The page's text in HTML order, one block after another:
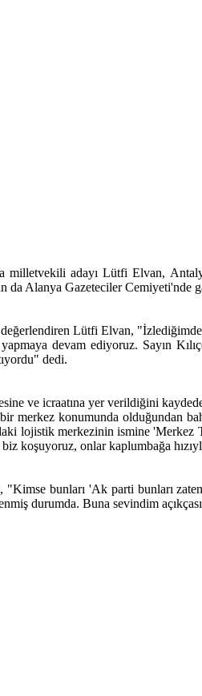
adayı Lütfi Elvan,
Alanya Gazeteciler Cemiyeti'nde
Lütfi Elvan,
devam ediyoruz. Sayın
dedi.
ve icraatına yer verildiğini
merkez konumunda olduğundan
lojistik merkezinin ismine 'Merkez
koşuyoruz, onlar kaplumbağa
bunları 'Ak parti bunları
durumda. Buna sevindim